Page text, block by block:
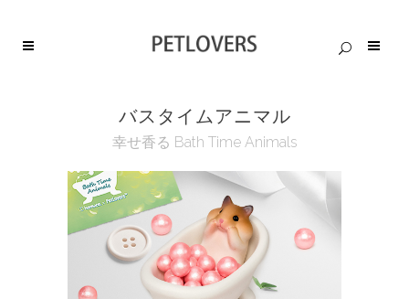
バスタイムアニマル
幸せ香る Bath Time Animals